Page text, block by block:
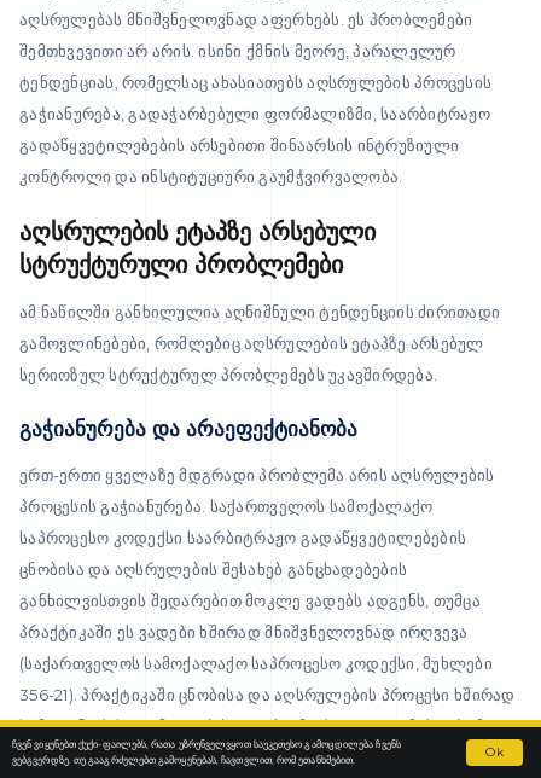
აღსრულებას მნიშვნელოვნად აფერხებს. ეს პრობლემები
შემთხვევითი არ არის. ისინი ქმნის მეორე, პარალელურ
ტენდენციას, რომელსაც ახასიათებს აღსრულების პროცესის
გაჭიანურება, გადაჭარბებული ფორმალიზმი, საარბიტრაჟო
გადაწყვეტილებების არსებითი შინაარსის ინტრუზიული
კონტროლი და ინსტიტუციური გაუმჭვირვალობა.
აღსრულების ეტაპზე არსებული
სტრუქტურული პრობლემები
ამ ნაწილში განხილულია აღნიშნული ტენდენციის ძირითადი
გამოვლინებები, რომლებიც აღსრულების ეტაპზე არსებულ
სერიოზულ სტრუქტურულ პრობლემებს უკავშირდება.
გაჭიანურება და არაეფექტიანობა
ერთ-ერთი ყველაზე მდგრადი პრობლემა არის აღსრულების
პროცესის გაჭიანურება. საქართველოს სამოქალაქო
საპროცესო კოდექსი საარბიტრაჟო გადაწყვეტილებების
ცნობისა და აღსრულების შესახებ განცხადებების
განხილვისთვის შედარებით მოკლე ვადებს ადგენს, თუმცა
პრაქტიკაში ეს ვადები ხშირად მნიშვნელოვნად ირღვევა
(საქართველოს სამოქალაქო საპროცესო კოდექსი, მუხლები
356-21). პრაქტიკაში ცნობისა და აღსრულების პროცესი ხშირად
სამიდან ექვს თვემდე გრძელდება, მიუხედავად იმისა, რომ
კანონმდებლობა მნიშვნელოვნად უფრო სწრაფ განხილვას
Contact us
ჩვენ ვიყენებთ ქუქი-ფაილებს, რათა უზრუნველვყოთ საუკეთესო გამოცდილება ჩვენს
ვებგვერდზე. თუ გააგრძელებთ გამოყენებას, ჩავთვლით, რომ ეთანხმებით.
Ok